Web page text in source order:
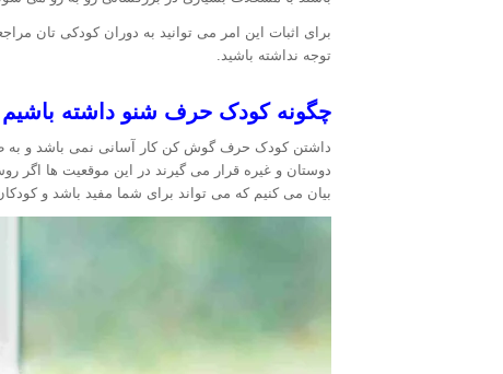
برای اثبات این امر می توانید به دوران کودکی تان
توجه نداشته باشید.
چگونه کودک حرف شنو داشته باشیم
داشتن کودک حرف گوش کن کار آسانی نمی باشد و به
دوستان و غیره قرار می گیرند در این موقعیت ها اگر
بیان می کنیم که می تواند برای شما مفید باشد و